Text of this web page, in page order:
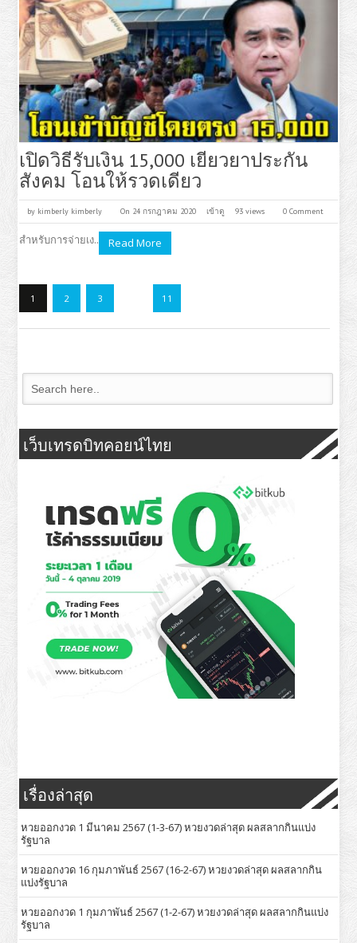
เปิดวิธีรับเงิน 15,000 เยียวยาประกัน
สังคม โอนให้รวดเดียว
by kimberly kimberly On 24 กรกฎาคม 2020 เข้าดู 93 views 0 Comment
สำหรับการจ่ายเง.. Read More
1 2 3 11
เว็บเทรดบิทคอยน์ไทย
เรื่องล่าสุด
หวยออกงวด 1 มีนาคม 2567 (1-3-67) หวยงวดล่าสุด ผลสลากกินแบ่ง
รัฐบาล
หวยออกงวด 16 กุมภาพันธ์ 2567 (16-2-67) หวยงวดล่าสุด ผลสลากกิน
แบ่งรัฐบาล
หวยออกงวด 1 กุมภาพันธ์ 2567 (1-2-67) หวยงวดล่าสุด ผลสลากกินแบ่ง
รัฐบาล